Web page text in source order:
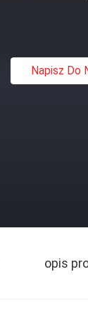
Napisz Do
opis